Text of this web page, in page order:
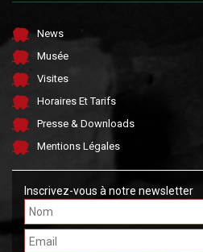
News
Musée
Visites
Horaires Et Tarifs
Presse & Downloads
Mentions Légales
Inscrivez-vous à notre newsletter